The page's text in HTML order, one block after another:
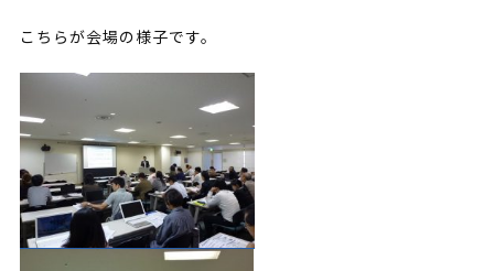
こちらが会場の様子です。